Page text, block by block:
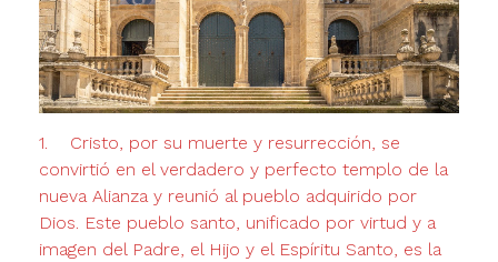
1. Cristo, por su muerte y resurrección, se
convirtió en el verdadero y per­fecto templo de la
nueva Alianza y reunió al pueblo adquirido por
Dios. Este pueblo santo, unificado por virtud y a
imagen del Padre, el Hijo y el Espíritu Santo, es la